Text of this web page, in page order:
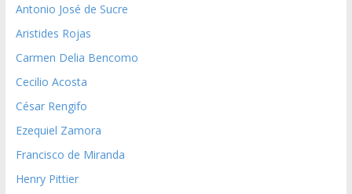
Antonio José de Sucre
Aristides Rojas
Carmen Delia Bencomo
Cecilio Acosta
César Rengifo
Ezequiel Zamora
Francisco de Miranda
Henry Pittier